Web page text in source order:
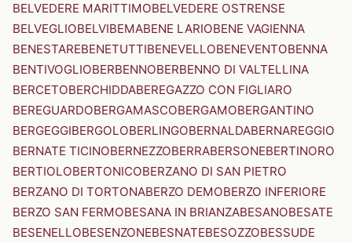
BELVEDERE MARITTIMOBELVEDERE OSTRENSE
BELVEGLIOBELVIBEMABENE LARIOBENE VAGIENNA
BENESTAREBENETUTTIBENEVELLOBENEVENTOBENNA
BENTIVOGLIOBERBENNOBERBENNO DI VALTELLINA
BERCETOBERCHIDDABEREGAZZO CON FIGLIARO
BEREGUARDOBERGAMASCOBERGAMOBERGANTINO
BERGEGGIBERGOLOBERLINGOBERNALDABERNAREGGIO
BERNATE TICINOBERNEZZOBERRABERSONEBERTINORO
BERTIOLOBERTONICOBERZANO DI SAN PIETRO
BERZANO DI TORTONABERZO DEMOBERZO INFERIORE
BERZO SAN FERMOBESANA IN BRIANZABESANOBESATE
BESENELLOBESENZONEBESNATEBESOZZOBESSUDE